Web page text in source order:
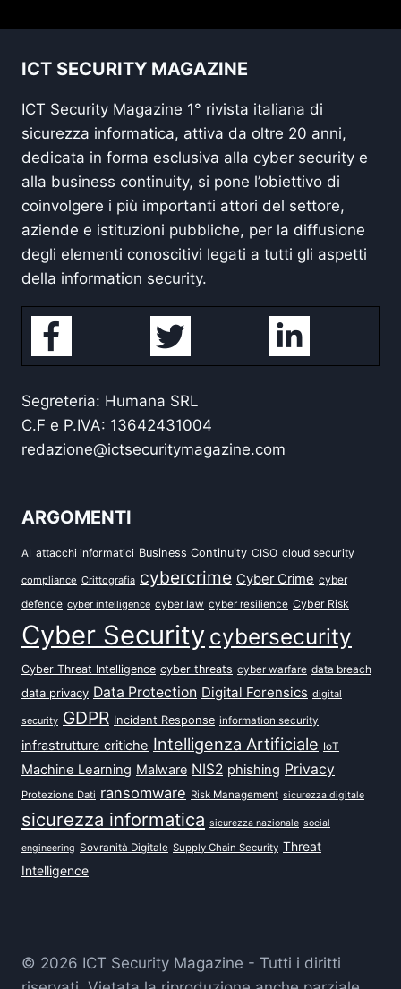
ICT SECURITY MAGAZINE
ICT Security Magazine 1° rivista italiana di
sicurezza informatica, attiva da oltre 20 anni,
dedicata in forma esclusiva alla cyber security e
alla business continuity, si pone l’obiettivo di
coinvolgere i più importanti attori del settore,
aziende e istituzioni pubbliche, per la diffusione
degli elementi conoscitivi legati a tutti gli aspetti
della information security.
Segreteria: Humana SRL
C.F e P.IVA: 13642431004
redazione@ictsecuritymagazine.com
ARGOMENTI
AI attacchi informatici Business Continuity CISO cloud security
compliance Crittografia cybercrime Cyber Crime cyber
defence cyber intelligence cyber law cyber resilience Cyber Risk
Cyber Security cybersecurity
Cyber Threat Intelligence cyber threats cyber warfare data breach
data privacy Data Protection Digital Forensics digital
security GDPR Incident Response information security
infrastrutture critiche Intelligenza Artificiale IoT
Machine Learning Malware NIS2 phishing Privacy
Protezione Dati ransomware Risk Management sicurezza digitale
sicurezza informatica sicurezza nazionale social
engineering Sovranità Digitale Supply Chain Security Threat
Intelligence
© 2026 ICT Security Magazine - Tutti i diritti